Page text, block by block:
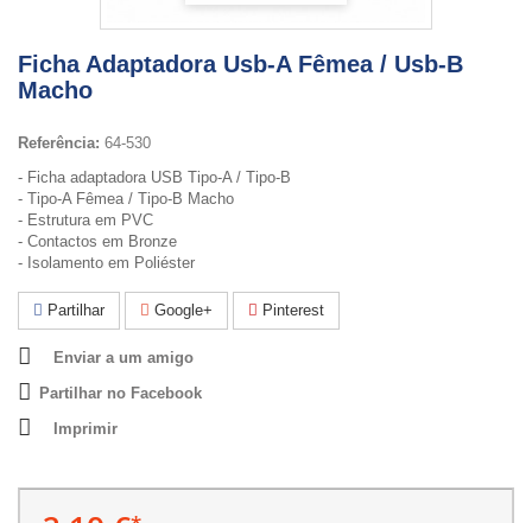
Ficha Adaptadora Usb-A Fêmea / Usb-B
Macho
Referência: 64-530
- Ficha adaptadora USB Tipo-A / Tipo-B
- Tipo-A Fêmea / Tipo-B Macho
- Estrutura em PVC
- Contactos em Bronze
- Isolamento em Poliéster
Partilhar Google+ Pinterest
Enviar a um amigo
Partilhar no Facebook
Imprimir